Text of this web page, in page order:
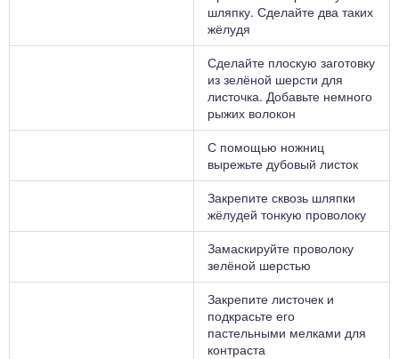
шляпку. Сделайте два таких
жёлудя
Сделайте плоскую заготовку
из зелёной шерсти для
листочка. Добавьте немного
рыжих волокон
С помощью ножниц
вырежьте дубовый листок
Закрепите сквозь шляпки
жёлудей тонкую проволоку
Замаскируйте проволоку
зелёной шерстью
Закрепите листочек и
подкрасьте его
пастельными мелками для
контраста